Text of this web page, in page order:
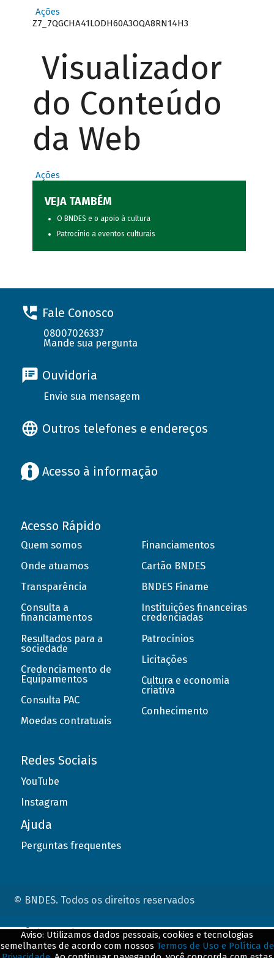
Ações
Z7_7QGCHA41LODH60A3OQA8RN14H3
Visualizador
do Conteúdo
da Web
Ações
VEJA TAMBÉM
O BNDES e o apoio à cultura
Patrocínio a eventos culturais
Fale Conosco
08007026337
Mande sua pergunta
Ouvidoria
Envie sua mensagem
Outros telefones e endereços
Acesso à informação
Acesso Rápido
Quem somos
Onde atuamos
Transparência
Consulta a
financiamentos
Resultados para a
sociedade
Credenciamento de
Equipamentos
Consulta PAC
Moedas contratuais
Financiamentos
Cartão BNDES
BNDES Finame
Instituições financeiras
credenciadas
Patrocínios
Licitações
Cultura e economia
criativa
Conhecimento
Redes Sociais
YouTube
Instagram
Ajuda
Perguntas frequentes
© BNDES. Todos os direitos reservados
Aviso: Utilizamos dados pessoais, cookies e tecnologias
semelhantes de acordo com nossos Termos de Uso e Política de
ConteÃºdo complementar
${title}${badge}